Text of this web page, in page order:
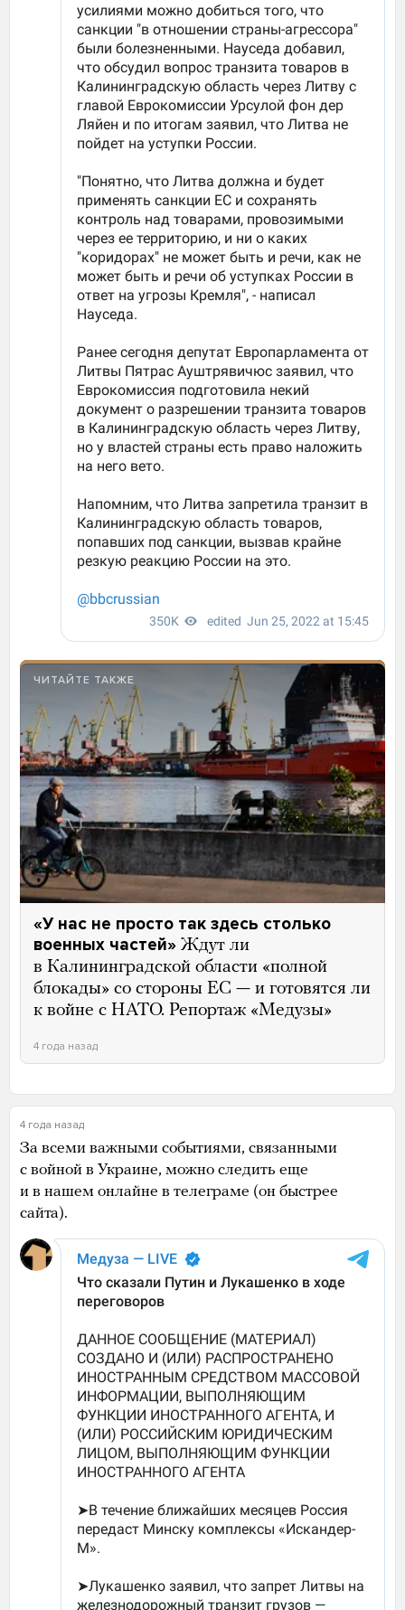
ЧИТАЙТЕ ТАКЖЕ
«У нас не просто так здесь столько
военных частей» Ждут ли
в Калининградской области «полной
блокады» со стороны ЕС — и готовятся ли
к войне с НАТО. Репортаж «Медузы»
4 года назад
4 года назад
За всеми важными событиями, связанными
с войной в Украине, можно следить еще
и в нашем онлайне в телеграме (он быстрее
сайта).